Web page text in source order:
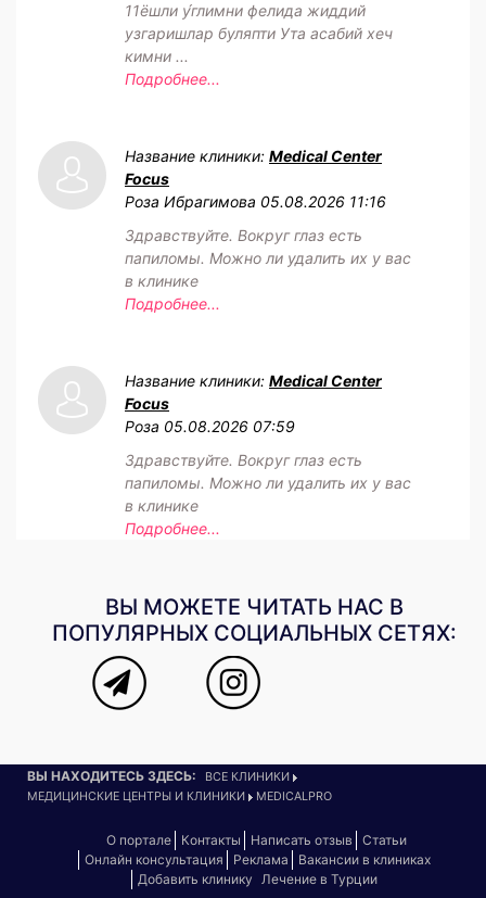
11ёшли у́глимни фелида жиддий
узгаришлар буляпти Ута асабий хеч
кимни ...
Подробнее...
Название клиники: Medical Center
Focus
Роза Ибрагимова 05.08.2026 11:16
Здравствуйте. Вокруг глаз есть
папиломы. Можно ли удалить их у вас
в клинике
Подробнее...
Название клиники: Medical Center
Focus
Роза 05.08.2026 07:59
Здравствуйте. Вокруг глаз есть
папиломы. Можно ли удалить их у вас
в клинике
Подробнее...
ВЫ МОЖЕТЕ ЧИТАТЬ НАС В
ПОПУЛЯРНЫХ СОЦИАЛЬНЫХ СЕТЯХ:
ВЫ НАХОДИТЕСЬ ЗДЕСЬ:
ВСЕ КЛИНИКИ
МЕДИЦИНСКИЕ ЦЕНТРЫ И КЛИНИКИ
MEDICALPRO
О портале Контакты Написать отзыв
Статьи
Онлайн консультация
Реклама
Вакансии в клиниках
Добавить клинику Лечение в Турции